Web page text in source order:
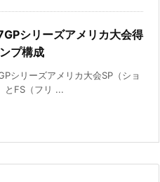
シリーズアメリカ大会得
プ構成
シリーズアメリカ大会SP（ショ
とFS（フリ ...